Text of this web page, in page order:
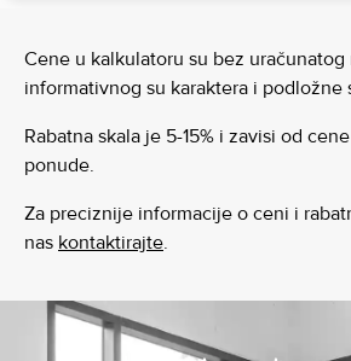
Cene u kalkulatoru su bez uračunatog
informativnog su karaktera i podložne
Rabatna skala je 5-15% i zavisi od
ponude.
Za preciznije informacije o ceni i
nas kontaktirajte.